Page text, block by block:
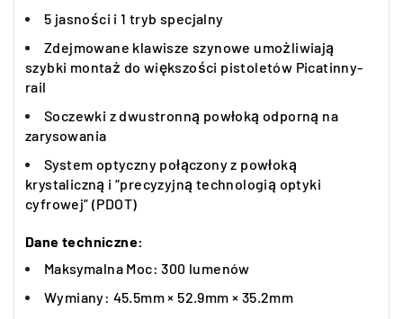
5 jasności i 1 tryb specjalny
Zdejmowane klawisze szynowe umożliwiają
szybki montaż do większości pistoletów Picatinny-
rail
Soczewki z dwustronną powłoką odporną na
zarysowania
System optyczny połączony z powłoką
krystaliczną i “precyzyjną technologią optyki
cyfrowej” (PDOT)
Dane techniczne:
Maksymalna Moc: 300 lumenów
Wymiany: 45.5mm × 52.9mm × 35.2mm